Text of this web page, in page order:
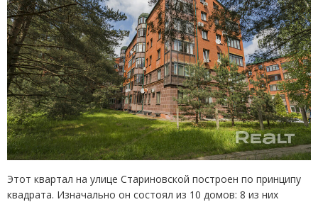
Этот квартал на улице Стариновской построен по принципу
квадрата. Изначально он состоял из 10 домов: 8 из них